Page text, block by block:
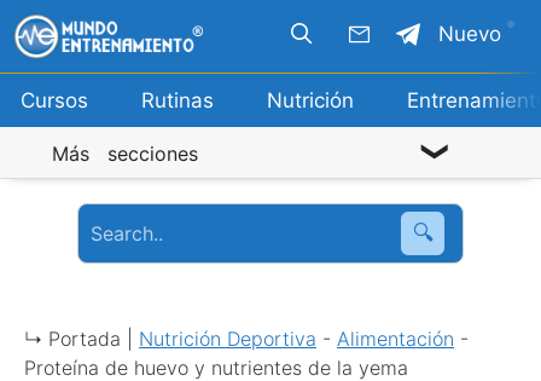
Saltar
al
contenido
Cursos Rutinas Nutrición
Nuevo
Más secciones
🔍
↳ Portada | Nutrición Deportiva - Alimentación -
Proteína de huevo y nutrientes de la yema